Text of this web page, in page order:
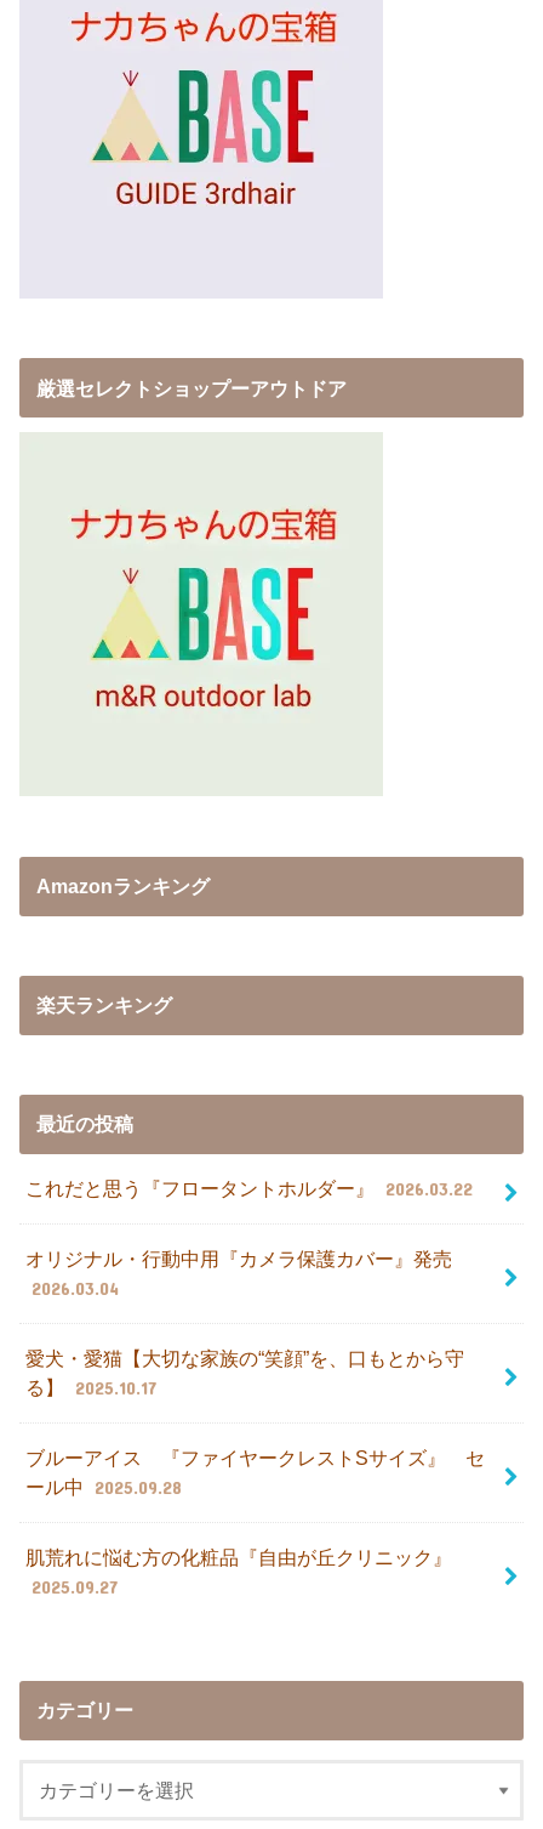
厳選セレクトショップーアウトドア
Amazonランキング
楽天ランキング
最近の投稿
これだと思う『フロータントホルダー』 2026.03.22
オリジナル・行動中用『カメラ保護カバー』発売
2026.03.04
愛犬・愛猫【大切な家族の“笑顔”を、口もとから守
る】
2025.10.17
ブルーアイス 『ファイヤークレストSサイズ』 セ
ール中
2025.09.28
肌荒れに悩む方の化粧品『自由が丘クリニック』
2025.09.27
カテゴリー